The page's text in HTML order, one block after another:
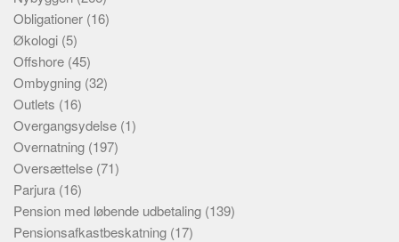
Obligationer (16)
Økologi (5)
Offshore (45)
Ombygning (32)
Outlets (16)
Overgangsydelse (1)
Overnatning (197)
Oversættelse (71)
Parjura (16)
Pension med løbende udbetaling (139)
Pensionsafkastbeskatning (17)